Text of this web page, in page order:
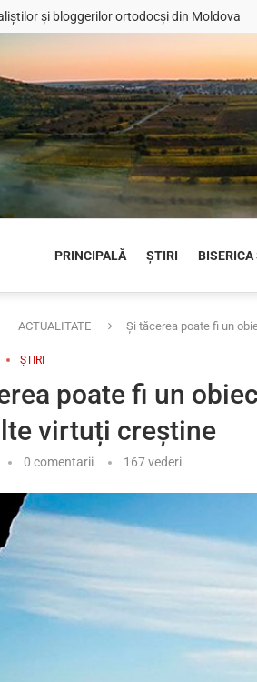
și bloggerilor ortodocși din Moldova
PRINCIPALĂ ȘTIRI BISERICA
ACTUALITATE Și tăcerea poate fi un
ȘTIRI
poate fi un
virtuți creștine
0 comentarii 167vederi